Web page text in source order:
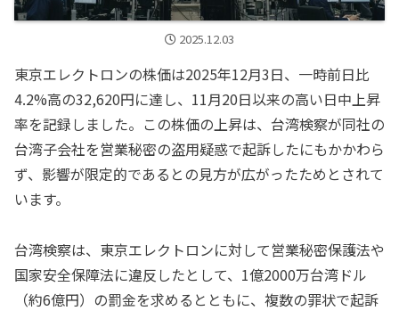
2025.12.03
東京エレクトロンの株価は2025年12月3日、一時前日比
4.2%高の32,620円に達し、11月20日以来の高い日中上昇
率を記録しました。この株価の上昇は、台湾検察が同社の
台湾子会社を営業秘密の盗用疑惑で起訴したにもかかわら
ず、影響が限定的であるとの見方が広がったためとされて
います。
台湾検察は、東京エレクトロンに対して営業秘密保護法や
国家安全保障法に違反したとして、1億2000万台湾ドル
（約6億円）の罰金を求めるとともに、複数の罪状で起訴